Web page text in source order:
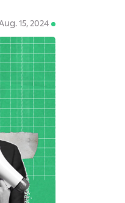
15, 2024